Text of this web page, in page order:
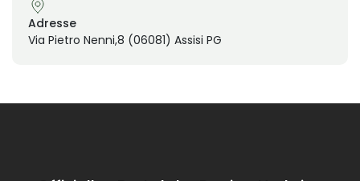
Adresse
Via Pietro Nenni,8 (06081) Assisi PG